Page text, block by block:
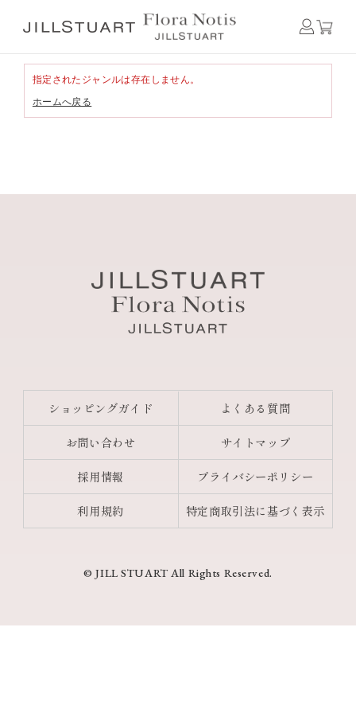
指定されたジャンルは存在しません。
ホームへ戻る
ショッピングガイド よくある質問
お問い合わせ サイトマップ
採用情報 プライバシーポリシー
利用規約 特定商取引法に基づく表示
© JILL STUART All Rights Reserved.